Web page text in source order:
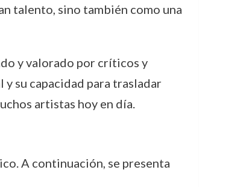
talento, sino también como una
y valorado por críticos y
su capacidad para trasladar
artistas hoy en día.
A continuación, se presenta